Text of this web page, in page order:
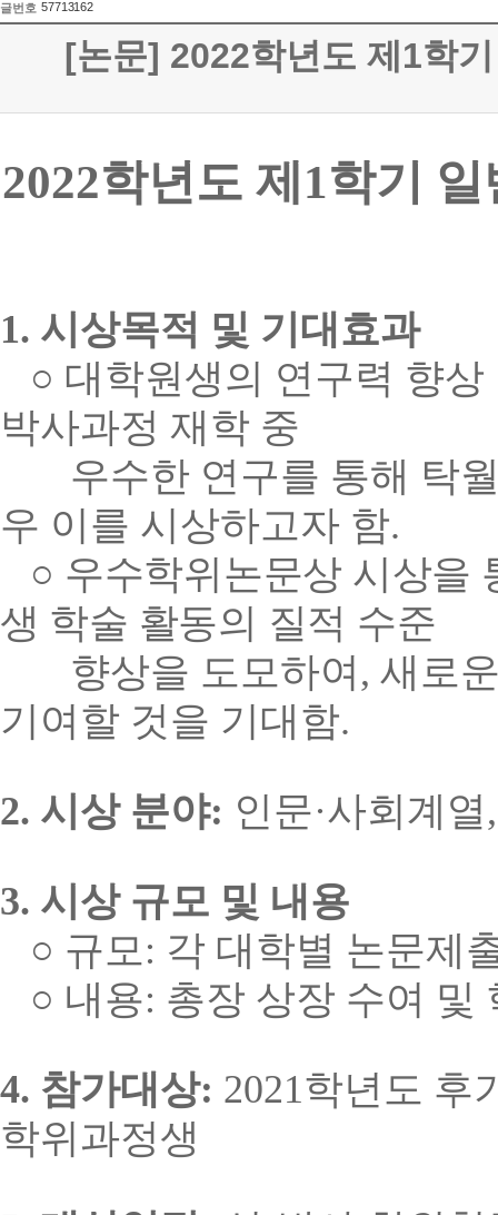
글번호 57713162
[논문] 2022학년도 제1학
2022학년도 제 1학기
1. 시상목적 및 기대효과
○ 대학원생의 연구력 향
박사과정 재학 중
우수한 연구를 통해 탁월
우 이를 시상하고자 함.
○ 우수학위논문상 시상을
생 학술 활동의 질적 수준
향상을 도모하여 , 새로
기여할 것을 기대함.
2. 시상 분야: 인문·사회계열
3. 시상 규모 및 내용
○ 규모: 각 대학별 논문제
○ 내용: 총장 상장 수여 및
4. 참가대상: 2021학년도 후
학위과정생